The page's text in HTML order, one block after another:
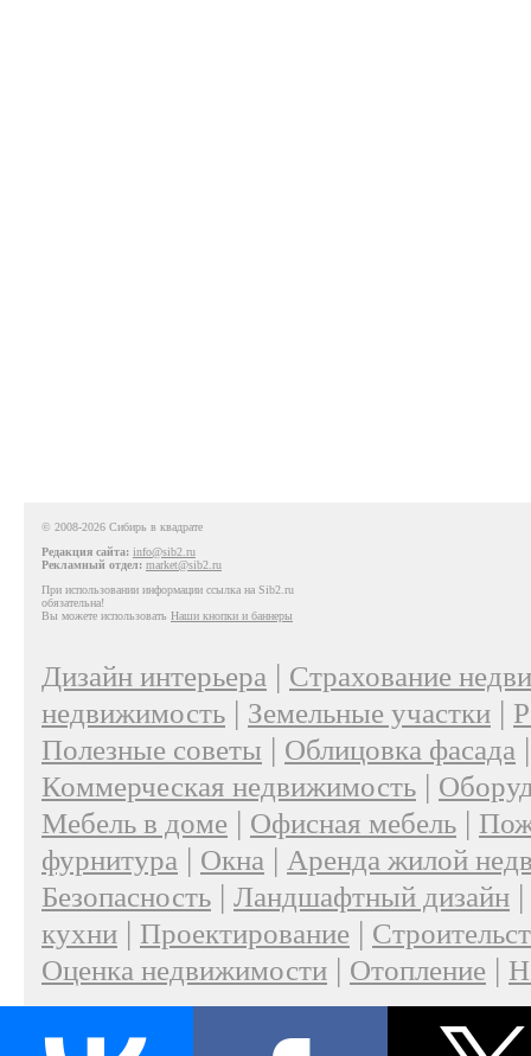
© 2008-2026 Сибирь в квадрате
Редакция сайта: info@sib2.ru
Рекламный отдел: market@sib2.ru
При использовании информации ссылка на Sib2.ru
обязательна!
Вы можете использовать Наши кнопки и баннеры
Дизайн интерьера | Страхование
недвижимость | Земельные участки |
Полезные советы | Облицовка фасада
Коммерческая недвижимость |
Мебель в доме | Офисная мебель |
фурнитура | Окна | Аренда жилой
Безопасность | Ландшафтный дизайн |
кухни | Проектирование |
Оценка недвижимости | Отопление |
О проекте|